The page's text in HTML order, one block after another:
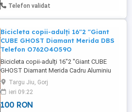
Telefon validat
Bicicleta copii-adulți 16"2 "Giant
CUBE GHOST Diamant Merida DBS
Telefon O762O4O59O
Bicicleta copii-adulți 16"2 "Giant CUBE
GHOST Diamant Merida Cadru Aluminiu
Full Shimano Frâne Hidraulice Import
Germania Telefon O762O4O59O Locație
Tg-Jiu
Targu Jiu, Gorj
ieri 09:22
100 RON